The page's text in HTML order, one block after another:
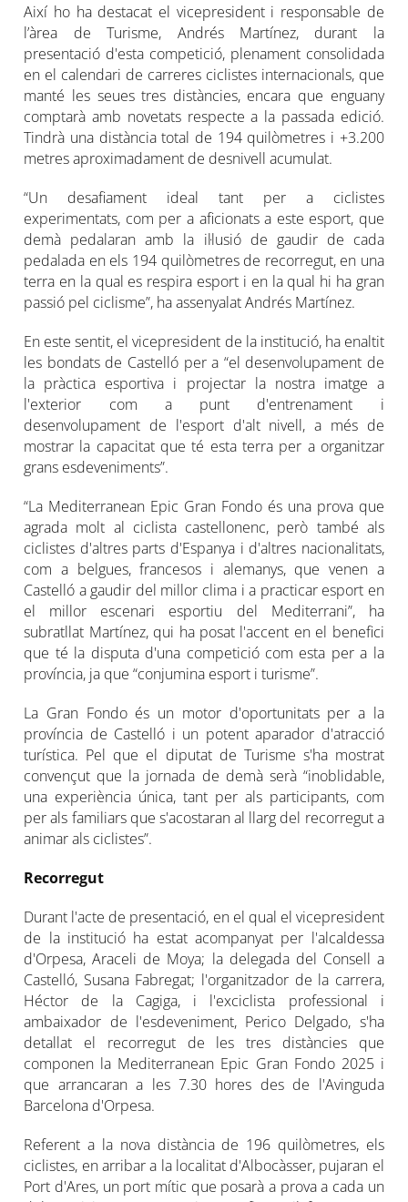
Així ho ha destacat el vicepresident i responsable de
l’àrea de Turisme, Andrés Martínez, durant la
presentació d'esta competició, plenament consolidada
en el calendari de carreres ciclistes internacionals, que
manté les seues tres distàncies, encara que enguany
comptarà amb novetats respecte a la passada edició.
Tindrà una distància total de 194 quilòmetres i +3.200
metres aproximadament de desnivell acumulat.
“Un desafiament ideal tant per a ciclistes
experimentats, com per a aficionats a este esport, que
demà pedalaran amb la il·lusió de gaudir de cada
pedalada en els 194 quilòmetres de recorregut, en una
terra en la qual es respira esport i en la qual hi ha gran
passió pel ciclisme”, ha assenyalat Andrés Martínez.
En este sentit, el vicepresident de la institució, ha enaltit
les bondats de Castelló per a “el desenvolupament de
la pràctica esportiva i projectar la nostra imatge a
l'exterior com a punt d'entrenament i
desenvolupament de l'esport d'alt nivell, a més de
mostrar la capacitat que té esta terra per a organitzar
grans esdeveniments”.
“La Mediterranean Epic Gran Fondo és una prova que
agrada molt al ciclista castellonenc, però també als
ciclistes d'altres parts d'Espanya i d'altres nacionalitats,
com a belgues, francesos i alemanys, que venen a
Castelló a gaudir del millor clima i a practicar esport en
el millor escenari esportiu del Mediterrani”, ha
subratllat Martínez, qui ha posat l'accent en el benefici
que té la disputa d'una competició com esta per a la
província, ja que “conjumina esport i turisme”.
La Gran Fondo és un motor d'oportunitats per a la
província de Castelló i un potent aparador d'atracció
turística. Pel que el diputat de Turisme s'ha mostrat
convençut que la jornada de demà serà “inoblidable,
una experiència única, tant per als participants, com
per als familiars que s'acostaran al llarg del recorregut a
animar als ciclistes”.
Recorregut
Durant l'acte de presentació, en el qual el vicepresident
de la institució ha estat acompanyat per l'alcaldessa
d'Orpesa, Araceli de Moya; la delegada del Consell a
Castelló, Susana Fabregat; l'organitzador de la carrera,
Héctor de la Cagiga, i l'exciclista professional i
ambaixador de l'esdeveniment, Perico Delgado, s'ha
detallat el recorregut de les tres distàncies que
componen la Mediterranean Epic Gran Fondo 2025 i
que arrancaran a les 7.30 hores des de l'Avinguda
Barcelona d'Orpesa.
Referent a la nova distància de 196 quilòmetres, els
ciclistes, en arribar a la localitat d'Albocàsser, pujaran el
Port d'Ares, un port mític que posarà a prova a cada un